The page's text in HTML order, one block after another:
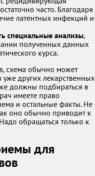
часто. Благодаря
латентных инфекций и
специальные анализы,
полученных данных
курса.
схема обычно может
уже других лекарственных
должны подбираться в
имеете право
и остальные факты. Не
оно обычно приводит к
обращаться только к
для